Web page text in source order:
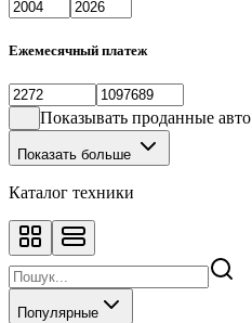
Ежемесячный платеж
Показывать проданные авто
Показать больше
Каталог техники
Популярные